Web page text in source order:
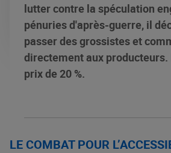
lutter contre la spéculation
pénuries d'après-guerre, il
passer des grossistes et
directement aux
prix de 20 %.
LE COMBAT POUR